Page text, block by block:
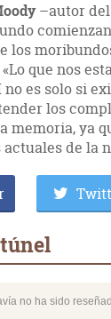
–autor del
los
que nos
es solo si
los
ya
de la
no ha sido